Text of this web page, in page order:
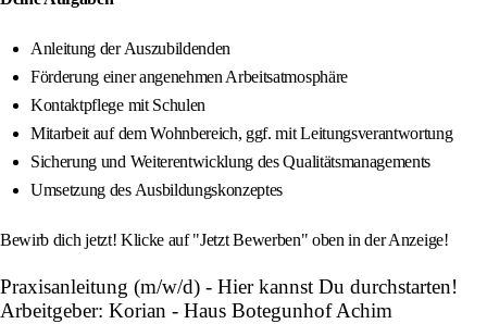
Anleitung der Auszubildenden
Förderung einer angenehmen Arbeitsatmosphäre
Kontaktpflege mit Schulen
Mitarbeit auf dem Wohnbereich, ggf. mit Leitungsverantwortung
Sicherung und Weiterentwicklung des Qualitätsmanagements
Umsetzung des Ausbildungskonzeptes
Bewirb dich jetzt! Klicke auf "Jetzt Bewerben" oben in der Anzeige!
Praxisanleitung (m/w/d) - Hier kannst Du durchstarten!
Arbeitgeber: Korian - Haus Botegunhof Achim